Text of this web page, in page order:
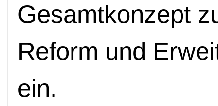
Gesamtkonzept
Reform und
ein.